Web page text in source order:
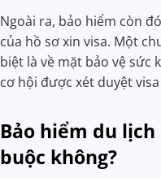
Ngoài ra, bảo hiểm còn
của hồ sơ xin visa. Một
biệt là về mặt bảo vệ sức
cơ hội được xét duyệt
Bảo hiểm du
buộc không?